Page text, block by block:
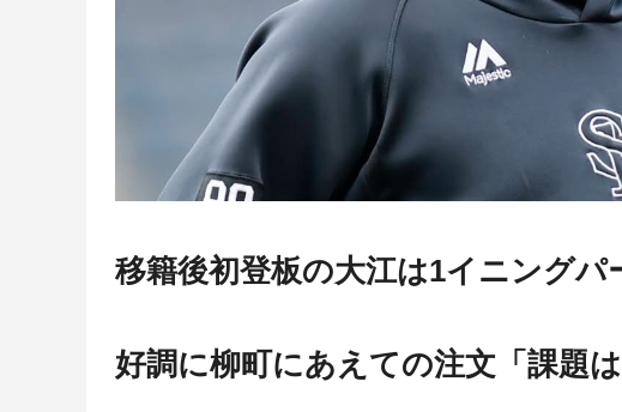
移籍後初登板の大江は1イニングパ
好調に柳町にあえての注文「課題は